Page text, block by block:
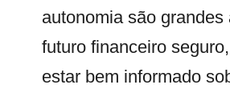
autonomia são
futuro financeiro
estar bem informado